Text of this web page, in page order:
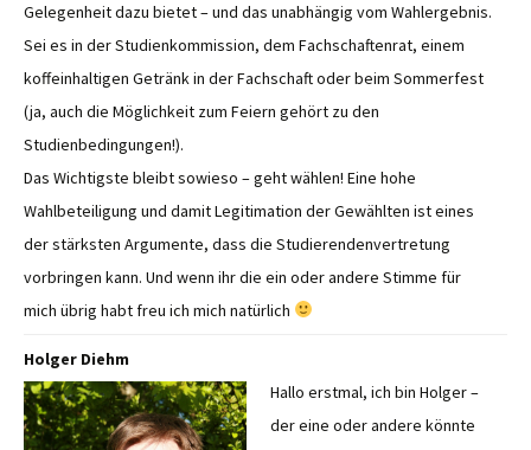
Gelegenheit dazu bietet – und das unabhängig vom Wahlergebnis.
Sei es in der Studienkommission, dem Fachschaftenrat, einem
koffeinhaltigen Getränk in der Fachschaft oder beim Sommerfest
(ja, auch die Möglichkeit zum Feiern gehört zu den
Studienbedingungen!).
Das Wichtigste bleibt sowieso – geht wählen! Eine hohe
Wahlbeteiligung und damit Legitimation der Gewählten ist eines
der stärksten Argumente, dass die Studierendenvertretung
vorbringen kann. Und wenn ihr die ein oder andere Stimme für
mich übrig habt freu ich mich natürlich
Holger Diehm
Hallo erstmal, ich bin Holger –
der eine oder andere könnte